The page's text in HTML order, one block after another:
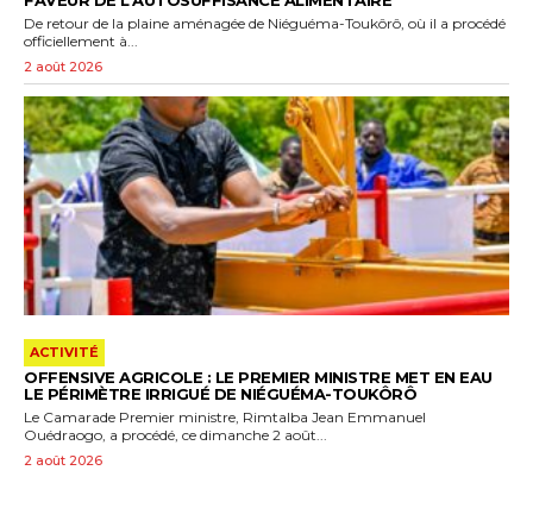
De retour de la plaine aménagée de Niéguéma-Toukôrô, où il a procédé
officiellement à...
2 août 2026
ACTIVITÉ
OFFENSIVE AGRICOLE : LE PREMIER MINISTRE MET EN EAU
LE PÉRIMÈTRE IRRIGUÉ DE NIÉGUÉMA-TOUKÔRÔ
Le Camarade Premier ministre, Rimtalba Jean Emmanuel
Ouédraogo, a procédé, ce dimanche 2 août...
2 août 2026